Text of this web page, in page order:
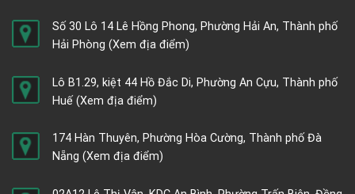
Số 30 Lô 14 Lê Hồng Phong, Phường Hải An, Thành phố
Hải Phòng (Xem địa điểm)
Lô B1.29, kiệt 44 Hồ Đắc Di, Phường An Cựu, Thành phố
Huế (Xem địa điểm)
174 Hàn Thuyên, Phường Hòa Cường, Thành phố Đà
Nẵng (Xem địa điểm)